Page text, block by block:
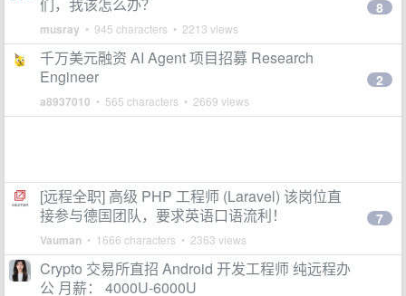
musray • 945 characters • 2213 views
8
千万美元融资 AI Agent 项目招募 Research
Engineer
a8937010 • 565 characters • 2669 views
2
[远程全职] 高级 PHP 工程师 (Laravel) 该岗位直
接参与德国团队，要求英语口语流利！
Vauman • 1666 characters • 2363 views
7
Crypto 交易所直招 Android 开发工程师 纯远程办
公 月薪： 4000U-6000U